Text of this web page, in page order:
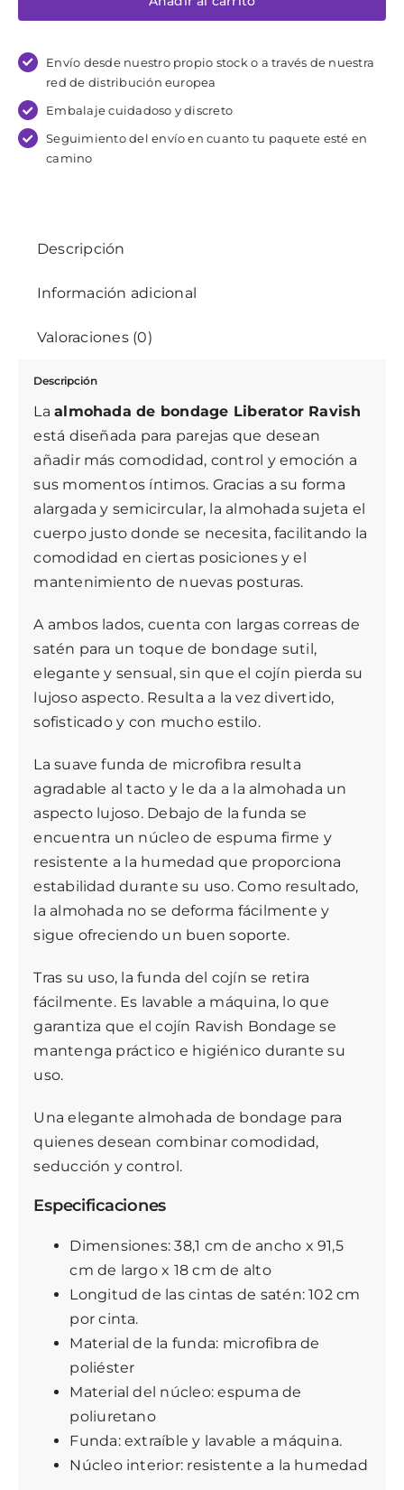
Envío desde nuestro propio stock o a través de nuestra
red de distribución europea
Embalaje cuidadoso y discreto
Seguimiento del envío en cuanto tu paquete esté en
camino
Descripción
Información adicional
Valoraciones (0)
Descripción
Laalmohada de bondage Liberator Ravish
está diseñada para parejas que desean
añadir más comodidad, control y emoción a
sus momentos íntimos. Gracias a su forma
alargada y semicircular, la almohada sujeta el
cuerpo justo donde se necesita, facilitando la
comodidad en ciertas posiciones y el
mantenimiento de nuevas posturas.
A ambos lados, cuenta con largas correas de
satén para un toque de bondage sutil,
elegante y sensual, sin que el cojín pierda su
lujoso aspecto. Resulta a la vez divertido,
sofisticado y con mucho estilo.
La suave funda de microfibra resulta
agradable al tacto y le da a la almohada un
aspecto lujoso. Debajo de la funda se
encuentra un núcleo de espuma firme y
resistente a la humedad que proporciona
estabilidad durante su uso. Como resultado,
la almohada no se deforma fácilmente y
sigue ofreciendo un buen soporte.
Tras su uso, la funda del cojín se retira
fácilmente. Es lavable a máquina, lo que
garantiza que el cojín Ravish Bondage se
mantenga práctico e higiénico durante su
uso.
Una elegante almohada de bondage para
quienes desean combinar comodidad,
seducción y control.
Especificaciones
Dimensiones: 38,1 cm de ancho x 91,5
cm de largo x 18 cm de alto
Longitud de las cintas de satén: 102 cm
por cinta.
Material de la funda: microfibra de
poliéster
Material del núcleo: espuma de
poliuretano
Funda: extraíble y lavable a máquina.
Núcleo interior: resistente a la humedad